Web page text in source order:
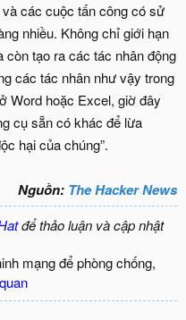
các cuộc tấn công có sử
nhiều. Không chỉ giới hạn
tạo ra các tác nhân động
các tác nhân như vậy trong
Word hoặc Excel, giờ đây
cụ sẵn có khác để lừa
hại của chúng”.
Nguồn: The Hacker News
để thảo luận và cập nhật
mạng để phòng chống,